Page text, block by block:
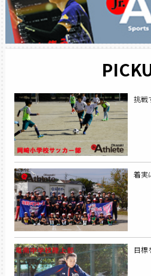
挑戦
着実
目標